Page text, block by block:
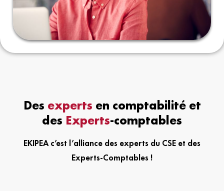
Des experts en comptabilité et
des Experts-comptables
EKIPEA c’est l’alliance des experts du CSE et des
Experts-Comptables !